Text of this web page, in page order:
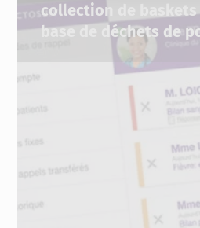
collection de
base de déchets de